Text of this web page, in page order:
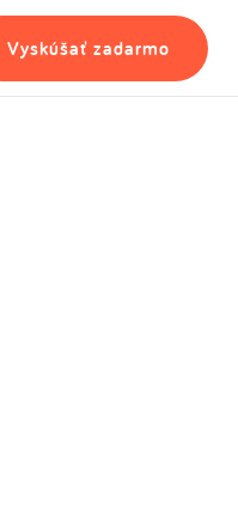
Vyskúšať zadarmo